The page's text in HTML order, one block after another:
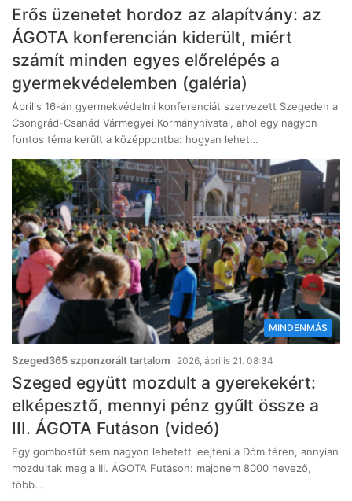
Erős üzenetet hordoz az alapítvány: az
ÁGOTA konferencián kiderült, miért
számít minden egyes előrelépés a
gyermekvédelemben (galéria)
Április 16-án gyermekvédelmi konferenciát szervezett Szegeden a
Csongrád-Csanád Vármegyei Kormányhivatal, ahol egy nagyon
fontos téma került a középpontba: hogyan lehet…
MINDENMÁS
Szeged365 szponzorált tartalom 2026, április 21. 08:34
Szeged együtt mozdult a gyerekekért:
elképesztő, mennyi pénz gyűlt össze a
III. ÁGOTA Futáson (videó)
Egy gombostűt sem nagyon lehetett leejteni a Dóm téren, annyian
mozdultak meg a III. ÁGOTA Futáson: majdnem 8000 nevező,
több…